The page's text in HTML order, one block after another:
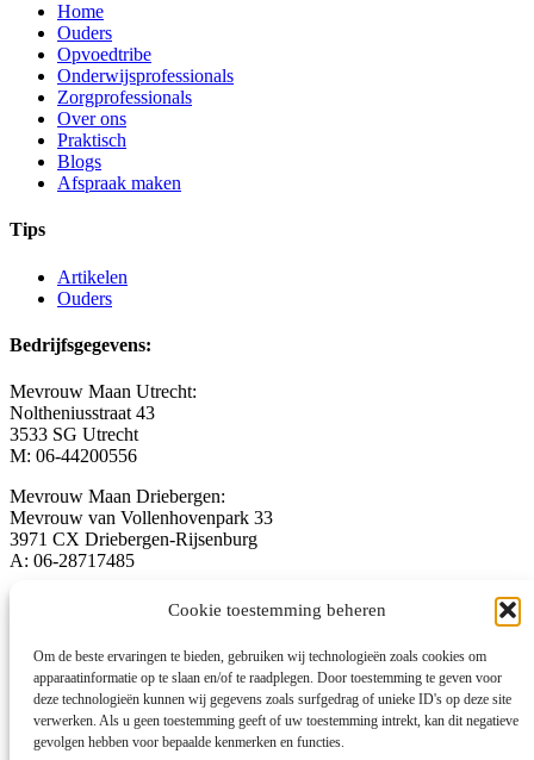
Cookie toestemming beheren
Om de beste ervaringen te bieden, gebruiken wij technologieën zoals cookies om
apparaatinformatie op te slaan en/of te raadplegen. Door toestemming te geven voor
deze technologieën kunnen wij gegevens zoals surfgedrag of unieke ID's op deze site
verwerken. Als u geen toestemming geeft of uw toestemming intrekt, kan dit negatieve
gevolgen hebben voor bepaalde kenmerken en functies.
Home
Ouders
Opvoedtribe
Onderwijsprofessionals
Zorgprofessionals
Over ons
Praktisch
Blogs
Afspraak maken
Tips
Artikelen
Ouders
Bedrijfsgegevens:
Mevrouw Maan Utrecht:
Noltheniusstraat 43
3533 SG Utrecht
M: 06-44200556
Mevrouw Maan Driebergen:
Mevrouw van Vollenhovenpark 33
3971 CX Driebergen-Rijsenburg
A: 06-28717485
welkom@mevrouwmaan.nl
www.mevrouwmaan.nl
Registratienummers NVO: 10216 en 10225
KvK-nummer: 74278231
Foto’s gemaakt door Martijn Gerritsen